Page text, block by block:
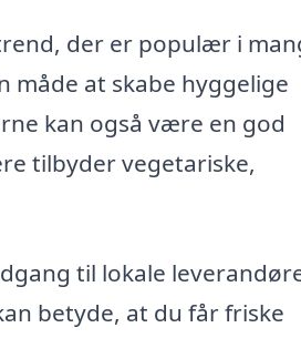
der er populær i
måde at skabe hyggelige
kan også være en god
tilbyder vegetariske,
til lokale
betyde, at du får friske